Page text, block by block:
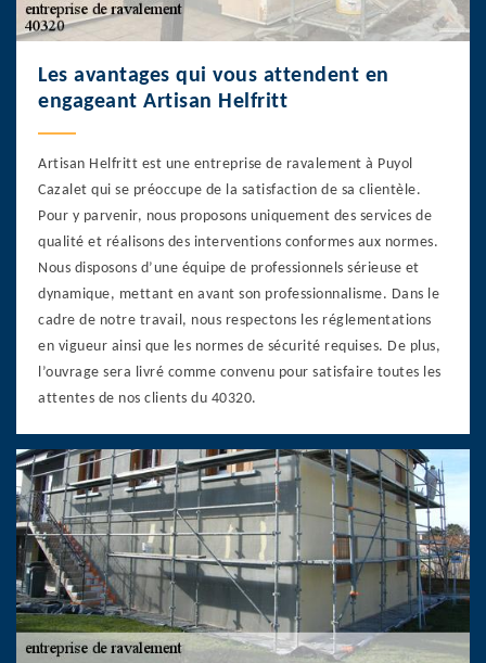
Les avantages qui vous attendent en
engageant Artisan Helfritt
Artisan Helfritt est une entreprise de ravalement à Puyol
Cazalet qui se préoccupe de la satisfaction de sa clientèle.
Pour y parvenir, nous proposons uniquement des services de
qualité et réalisons des interventions conformes aux normes.
Nous disposons d’une équipe de professionnels sérieuse et
dynamique, mettant en avant son professionnalisme. Dans le
cadre de notre travail, nous respectons les réglementations
en vigueur ainsi que les normes de sécurité requises. De plus,
l’ouvrage sera livré comme convenu pour satisfaire toutes les
attentes de nos clients du 40320.